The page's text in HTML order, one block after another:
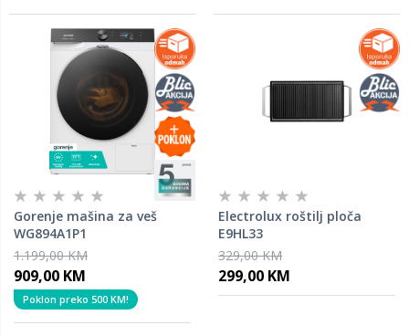
Gorenje mašina za veš
WG894A1P1
1.199,00 KM
909,00 KM
Poklon preko 500 KM!
Electrolux roštilj ploča
E9HL33
329,00 KM
299,00 KM